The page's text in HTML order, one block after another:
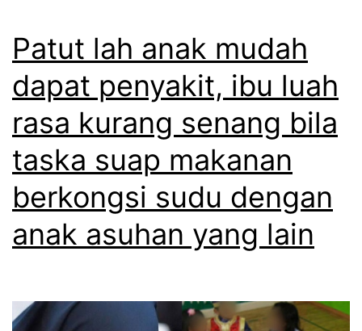
Patut lah anak mudah
dapat penyakit, ibu luah
rasa kurang senang bila
taska suap makanan
berkongsi sudu dengan
anak asuhan yang lain